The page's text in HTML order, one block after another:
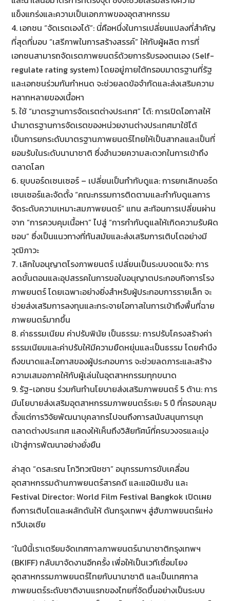
แข็งแกร่งและความเป็นเอกภาพของอุตสาหกรรม
4. เอกชน “จัดเรตเองได้”: นี่คือหนึ่งในการเปลี่ยนแปลงที่สำคัญ
ที่สุดที่มอบ “เสรีภาพในการสร้างสรรค์” ให้กับผู้ผลิต การที่
เอกชนสามารถจัดเรตภาพยนตร์ด้วยการรับรองตนเอง (Self-
regulate rating system) โดยอยู่ภายใต้กรอบมาตรฐานที่รัฐ
และเอกชนร่วมกันกำหนด จะช่วยลดข้อจำกัดและส่งเสริมความ
หลากหลายของเนื้อหา
5. ใช้ “มาตรฐานการจัดเรตต่างประเทศ” ได้: การเปิดโอกาสให้
นำมาตรฐานการจัดเรตของหน่วยงานต่างประเทศมาใช้ได้
เป็นการยกระดับมาตรฐานภาพยนตร์ไทยให้เป็นสากลและเป็นที่
ยอมรับในระดับนานาชาติ ซึ่งอำนวยความสะดวกในการเข้าถึง
ตลาดโลก
6. ยุบบอร์ดเซนเซอร์ – เปลี่ยนเป็นกำกับดูแล: การยกเลิกบอร์ด
เซนเซอร์และจัดตั้ง “คณะกรรมการติดตามและกำกับดูแลการ
จัดระดับความเหมาะสมภาพยนตร์” แทน สะท้อนการเปลี่ยนผ่าน
จาก “การควบคุมเนื้อหา” ไปสู่ “การกำกับดูแลให้เกิดความรับผิด
ชอบ” ซึ่งเป็นแนวทางที่ทันสมัยและส่งเสริมการเติบโตอย่างมี
วุฒิภาวะ
7. เลิกใบอนุญาตโรงภาพยนตร์ เปลี่ยนเป็นระบบจดแจ้ง: การ
ลดขั้นตอนและอุปสรรคในการขอใบอนุญาตประกอบกิจการโรง
ภาพยนตร์ โดยเฉพาะอย่างยิ่งสำหรับผู้ประกอบการรายเล็ก จะ
ช่วยส่งเสริมการลงทุนและกระจายโอกาสในการเข้าถึงพื้นที่ฉาย
ภาพยนตร์มากขึ้น
8. ค่าธรรมเนียม ค่าปรับพินัย เป็นธรรม: การปรับโครงสร้างค่า
ธรรมเนียมและค่าปรับให้มีความยืดหยุ่นและเป็นธรรม โดยคำนึง
ถึงขนาดและโอกาสของผู้ประกอบการ จะช่วยลดภาระและสร้าง
ความเสมอภาคให้กับผู้เล่นในอุตสาหกรรมทุกขนาด
9. รัฐ-เอกชน ร่วมกันทำนโยบายส่งเสริมภาพยนตร์ 5 ด้าน: การ
มีนโยบายส่งเสริมอุตสาหกรรมภาพยนตร์ระยะ 5 ปี ที่ครอบคลุม
ตั้งแต่การวิจัยพัฒนาบุคลากรไปจนถึงการสนับสนุนการบุก
ตลาดต่างประเทศ แสดงให้เห็นถึงวิสัยทัศน์ที่ครบวงจรและมุ่ง
เป้าสู่การพัฒนาอย่างยั่งยืน
ล่าสุด “ดรสะรณ โกวิทวณิช​ชา” อนุกรรมการขับเคลื่อน
อุตสาหกรรมด้านภาพยนตร์สารคดี และแอนิเมชัน และ
Festival Director: World Film Festival Bangkok เปิดเผย
ถึงการเติบโตและผลักดันให้ ดันกรุงเทพฯ สู่ฮับภาพยนตร์แห่ง
ทวีปเอเชีย
“ในปีนี้เราเตรียมจัดเทศกาลภาพยนตร์นานาชาติกรุงเทพฯ
(BKIFF) กลับมาจัดงานอีกครั้ง เพื่อให้เป็นเวทีเชื่อมโยง
อุตสาหกรรมภาพยนตร์ไทยกับนานาชาติ และเป็นเทศกาล
ภาพยนตร์ระดับชาติงานแรกของไทยที่จัดขึ้นอย่างเป็นระบบ